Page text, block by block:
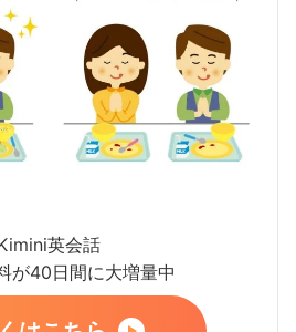
英会話
が40日間に大増量中